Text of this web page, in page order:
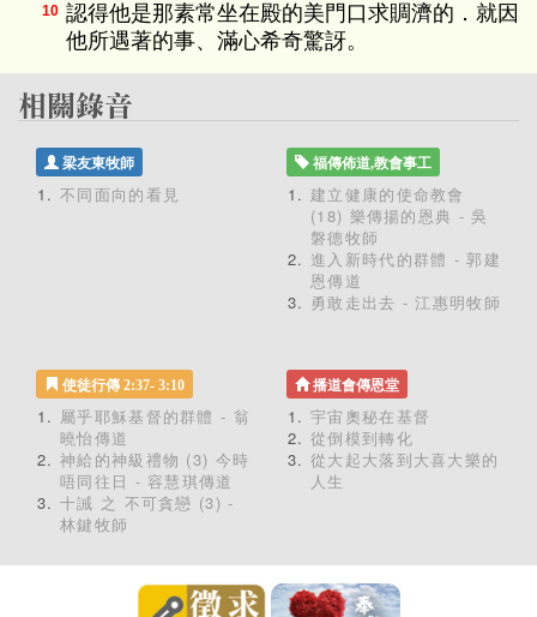
10 認得他是那素常坐在殿的美門口求賙濟的．就因
他所遇著的事、滿心希奇驚訝。
梁友東牧師
不同面向的看見
福傳佈道,教會事工
建立健康的使命教會
(18) 樂傳揚的恩典 - 吳
磐德牧師
進入新時代的群體 - 郭建
恩傳道
勇敢走出去 - 江惠明牧師
使徒行傳 2:37- 3:10
屬乎耶穌基督的群體 - 翁
曉怡傳道
神給的神級禮物 (3) 今時
唔同往日 - 容慧琪傳道
十誡 之 不可貪戀 (3) -
林鍵牧師
播道會傳恩堂
宇宙奧秘在基督
從倒模到轉化
從大起大落到大喜大樂的
人生